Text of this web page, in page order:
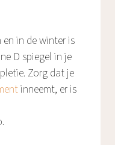
in de winter is
D spiegel in je
Zorg dat je
inneemt, er is